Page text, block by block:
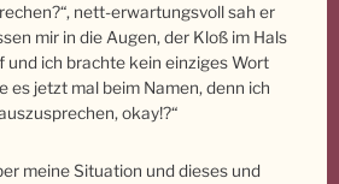
nett-erwartungsvoll sah er
mir in die Augen, der Kloß im Hals
und ich brachte kein einziges Wort
es jetzt mal beim Namen, denn ich
okay!?“
meine Situation und dieses und